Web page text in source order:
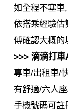
如全程不塞車
依搭乘經驗估
傅確認大概的
>>> 滴滴打車
專車/出租車/
有舒適/六人
手機號碼可註